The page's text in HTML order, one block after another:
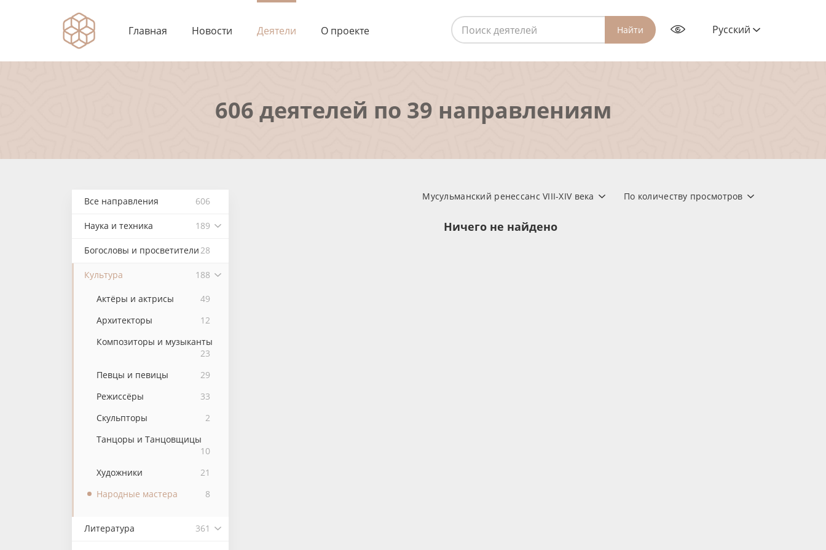
Главная Новости Деятели О проекте Найти Русский
606 деятелей по 39 направлениям
Все направления 606
Наука и техника 189
Богословы и просветители28
Культура 188
Актёры и актрисы
49
Архитекторы
12
Композиторы и музыканты
23
Певцы и певицы
29
Режиссёры
33
Скульпторы
2
Танцоры и Танцовщицы
10
Художники
21
Народные мастера
8
Литература 361
По количеству просмотров
Мусульманский ренессанс VIII-XIV века
Ничего не найдено